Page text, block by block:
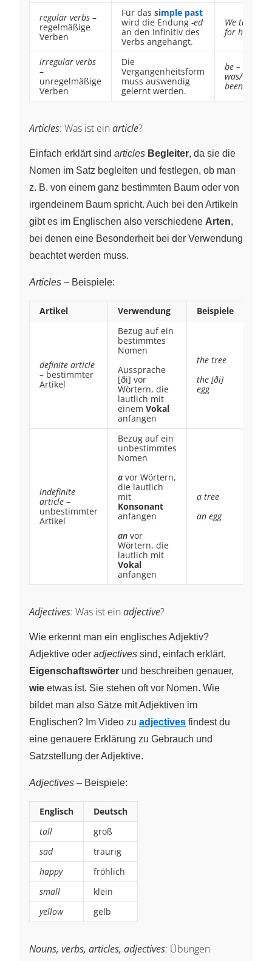
regular verbs –
regelmäßige
Verben
Für das simple past
wird die Endung -ed
an den Infinitiv des
Verbs angehängt.
We talk
for hours.
irregular verbs
–
unregelmäßige
Verben
Die
Vergangenheitsform
muss auswendig
gelernt werden.
be –
was/were –
been
Articles: Was ist ein article?
Einfach erklärt sind articles Begleiter, da sie die
Nomen im Satz begleiten und festlegen, ob man
z. B. von einem ganz bestimmten Baum oder von
irgendeinem Baum spricht. Auch bei den Artikeln
gibt es im Englischen also verschiedene Arten,
bei denen eine Besonderheit bei der Verwendung
beachtet werden muss.
Articles – Beispiele:
Artikel Verwendung Beispiele
definite article
– bestimmter
Artikel
Bezug auf ein
bestimmtes
Nomen
Aussprache
[ði] vor
Wörtern, die
lautlich mit
einem Vokal
anfangen
the tree
the [ði]
egg
indefinite
article –
unbestimmter
Artikel
Bezug auf ein
unbestimmtes
Nomen
a vor Wörtern,
die lautlich
mit
Konsonant
anfangen
an vor
Wörtern, die
lautlich mit
Vokal
anfangen
a tree
an egg
Adjectives: Was ist ein adjective?
Wie erkennt man ein englisches Adjektiv?
Adjektive oder adjectives sind, einfach erklärt,
Eigenschaftswörter und beschreiben genauer,
wie etwas ist. Sie stehen oft vor Nomen. Wie
bildet man also Sätze mit Adjektiven im
Englischen? Im Video zu adjectives findest du
eine genauere Erklärung zu Gebrauch und
Satzstellung der Adjektive.
Adjectives – Beispiele:
Englisch
Deutsch
tall
groß
sad
traurig
happy
fröhlich
small
klein
yellow
gelb
Nouns, verbs, articles, adjectives: Übungen